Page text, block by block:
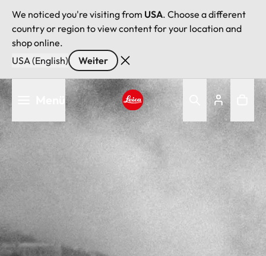
We noticed you're visiting from USA. Choose a different
country or region to view content for your location and
shop online.
USA (English)
Weiter
Direkt
zum
Inhalt
Leica logo - Home